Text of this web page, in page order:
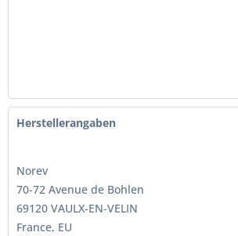
Herstellerangaben
Norev
70-72 Avenue de Bohlen
69120 VAULX-EN-VELIN
France, EU